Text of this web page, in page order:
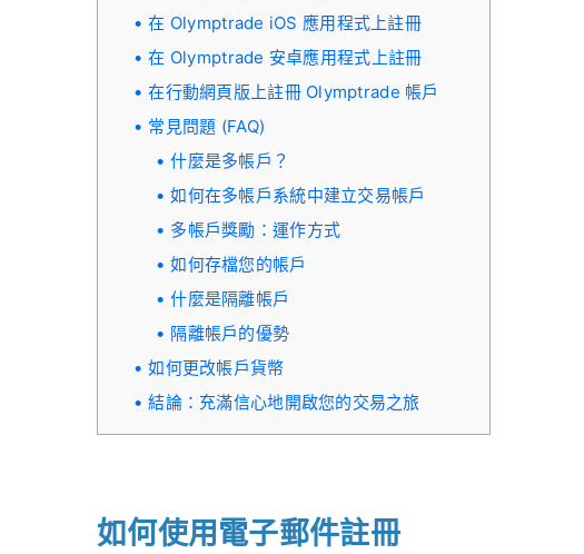
在 Olymptrade iOS 應用程式上註冊
在 Olymptrade 安卓應用程式上註冊
在行動網頁版上註冊 Olymptrade 帳戶
常見問題 (FAQ)
什麼是多帳戶？
如何在多帳戶系統中建立交易帳戶
多帳戶獎勵：運作方式
如何存檔您的帳戶
什麼是隔離帳戶
隔離帳戶的優勢
如何更改帳戶貨幣
結論：充滿信心地開啟您的交易之旅
如何使用電子郵件註冊